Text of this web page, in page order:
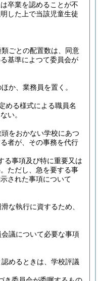
卒業を認めることが不
した上で当該児童生徒
ごとの配置数は、同意
基準によつて委員会が
か、業務員を置く。
める様式による職員名
い。
をおかない学校にあつ
者が、その事務を代行
る事項及び特に重要又は
ただし、急を要する事
された事項について
な執行に資するため、
議について必要な事項
めるときは、学校評議